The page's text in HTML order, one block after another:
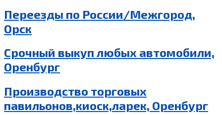
Переезды по России/Межгород,
Орск
Срочный выкуп любых автомобили,
Оренбург
Производство торговых
павильонов,киоск,ларек, Оренбург